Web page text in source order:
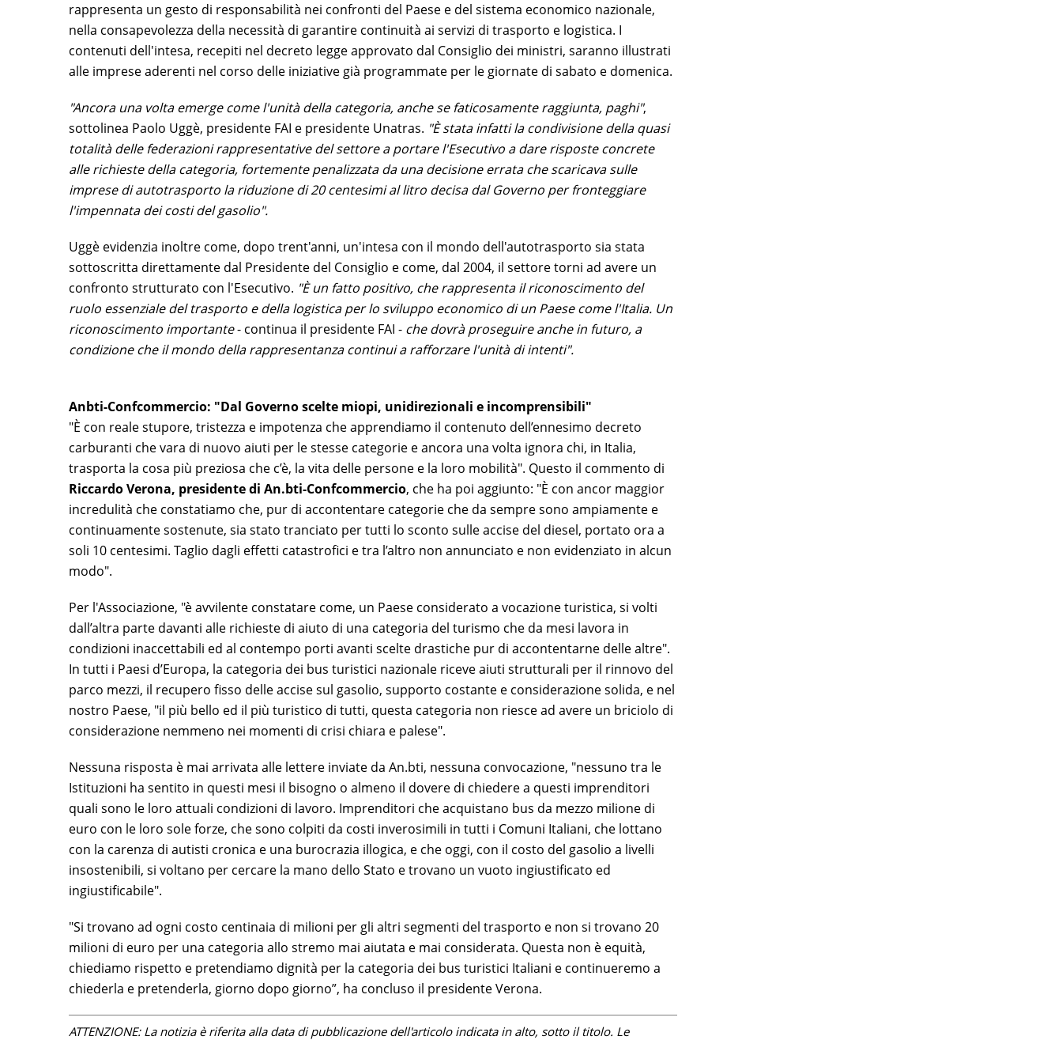
rappresenta un gesto di responsabilità nei confronti del Paese e del sistema economico nazionale,
nella consapevolezza della necessità di garantire continuità ai servizi di trasporto e logistica. I
contenuti dell'intesa, recepiti nel decreto legge approvato dal Consiglio dei ministri, saranno illustrati
alle imprese aderenti nel corso delle iniziative già programmate per le giornate di sabato e domenica.
"Ancora una volta emerge come l'unità della categoria, anche se faticosamente raggiunta, paghi",
sottolinea Paolo Uggè, presidente FAI e presidente Unatras. "È stata infatti la condivisione della quasi
totalità delle federazioni rappresentative del settore a portare l'Esecutivo a dare risposte concrete
alle richieste della categoria, fortemente penalizzata da una decisione errata che scaricava sulle
imprese di autotrasporto la riduzione di 20 centesimi al litro decisa dal Governo per fronteggiare
l'impennata dei costi del gasolio".
Uggè evidenzia inoltre come, dopo trent'anni, un'intesa con il mondo dell'autotrasporto sia stata
sottoscritta direttamente dal Presidente del Consiglio e come, dal 2004, il settore torni ad avere un
confronto strutturato con l'Esecutivo. "È un fatto positivo, che rappresenta il riconoscimento del
ruolo essenziale del trasporto e della logistica per lo sviluppo economico di un Paese come l'Italia. Un
riconoscimento importante- continua il presidente FAI - che dovrà proseguire anche in futuro, a
condizione che il mondo della rappresentanza continui a rafforzare l'unità di intenti".
Anbti-Confcommercio: "Dal Governo scelte miopi, unidirezionali e incomprensibili"
"È con reale stupore, tristezza e impotenza che apprendiamo il contenuto dell’ennesimo decreto
carburanti che vara di nuovo aiuti per le stesse categorie e ancora una volta ignora chi, in Italia,
trasporta la cosa più preziosa che c’è, la vita delle persone e la loro mobilità". Questo il commento di
Riccardo Verona, presidente di An.bti-Confcommercio, che ha poi aggiunto: "È con ancor maggior
incredulità che constatiamo che, pur di accontentare categorie che da sempre sono ampiamente e
continuamente sostenute, sia stato tranciato per tutti lo sconto sulle accise del diesel, portato ora a
soli 10 centesimi. Taglio dagli effetti catastrofici e tra l’altro non annunciato e non evidenziato in alcun
modo".
Per l'Associazione, "è avvilente constatare come, un Paese considerato a vocazione turistica, si volti
dall’altra parte davanti alle richieste di aiuto di una categoria del turismo che da mesi lavora in
condizioni inaccettabili ed al contempo porti avanti scelte drastiche pur di accontentarne delle altre".
In tutti i Paesi d’Europa, la categoria dei bus turistici nazionale riceve aiuti strutturali per il rinnovo del
parco mezzi, il recupero fisso delle accise sul gasolio, supporto costante e considerazione solida, e nel
nostro Paese, "il più bello ed il più turistico di tutti, questa categoria non riesce ad avere un briciolo di
considerazione nemmeno nei momenti di crisi chiara e palese".
Nessuna risposta è mai arrivata alle lettere inviate da An.bti, nessuna convocazione, "nessuno tra le
Istituzioni ha sentito in questi mesi il bisogno o almeno il dovere di chiedere a questi imprenditori
quali sono le loro attuali condizioni di lavoro. Imprenditori che acquistano bus da mezzo milione di
euro con le loro sole forze, che sono colpiti da costi inverosimili in tutti i Comuni Italiani, che lottano
con la carenza di autisti cronica e una burocrazia illogica, e che oggi, con il costo del gasolio a livelli
insostenibili, si voltano per cercare la mano dello Stato e trovano un vuoto ingiustificato ed
ingiustificabile".
"Si trovano ad ogni costo centinaia di milioni per gli altri segmenti del trasporto e non si trovano 20
milioni di euro per una categoria allo stremo mai aiutata e mai considerata. Questa non è equità,
chiediamo rispetto e pretendiamo dignità per la categoria dei bus turistici Italiani e continueremo a
chiederla e pretenderla, giorno dopo giorno”, ha concluso il presidente Verona.
ATTENZIONE: La notizia è riferita alla data di pubblicazione dell'articolo indicata in alto, sotto il titolo. Le